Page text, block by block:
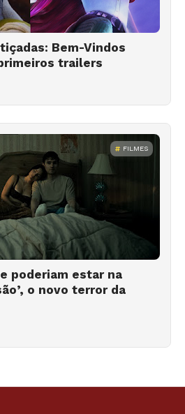
Bem-Vindos
trailers
FILMES
poderiam estar na
o novo terror da